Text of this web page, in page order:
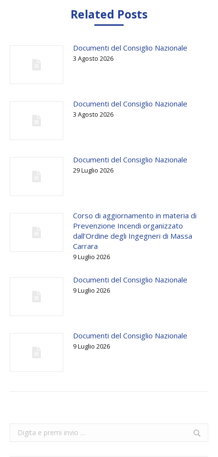
Related Posts
Documenti del Consiglio Nazionale
3 Agosto 2026
Documenti del Consiglio Nazionale
3 Agosto 2026
Documenti del Consiglio Nazionale
29 Luglio 2026
Corso di aggiornamento in materia di
Prevenzione Incendi organizzato
dall’Ordine degli Ingegneri di Massa
Carrara
9 Luglio 2026
Documenti del Consiglio Nazionale
9 Luglio 2026
Documenti del Consiglio Nazionale
9 Luglio 2026
Search: